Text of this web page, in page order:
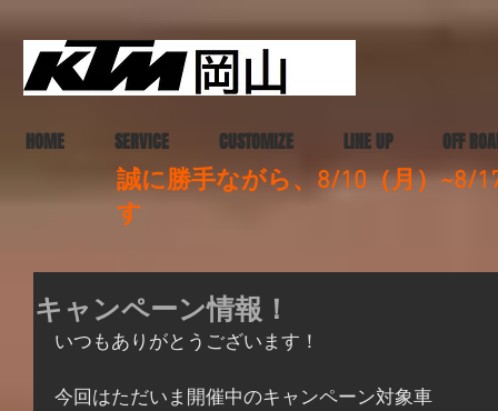
HOME SERVICE CUSTOMIZE LINE UP OFF
誠に勝手ながら、8/10（月）~8/
す
キャンペーン情報！
いつもありがとうございます！
今回はただいま開催中のキャンペーン対象車